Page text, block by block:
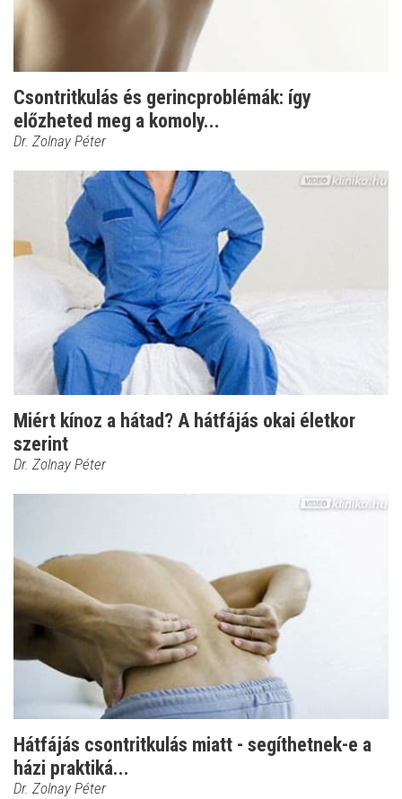
Csontritkulás és gerincproblémák: így
előzheted meg a komoly...
Dr. Zolnay Péter
Miért kínoz a hátad? A hátfájás okai életkor
szerint
Dr. Zolnay Péter
Hátfájás csontritkulás miatt - segíthetnek-e a
házi praktiká...
Dr. Zolnay Péter